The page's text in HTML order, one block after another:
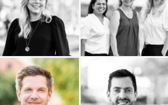
Ownadventure
Ordning och Redovisning
i Stockholm AB